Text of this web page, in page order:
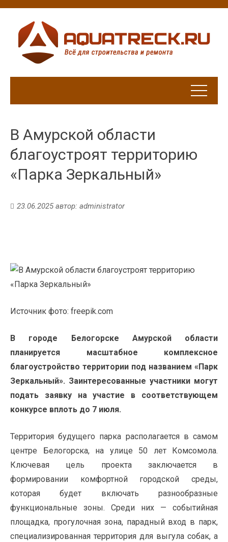
В Амурской области
благоустроят территорию
«Парка Зеркальный»
23.06.2025автор: administrator
Источник фото: freepik.com
В городе Белогорске Амурской области
планируется масштабное комплексное
благоустройство территории под названием «Парк
Зеркальный». Заинтересованные участники могут
подать заявку на участие в соответствующем
конкурсе вплоть до 7 июля.
Территория будущего парка располагается в самом
центре Белогорска, на улице 50 лет Комсомола.
Ключевая цель проекта заключается в
формировании комфортной городской среды,
которая будет включать разнообразные
функциональные зоны. Среди них — событийная
площадка, прогулочная зона, парадный вход в парк,
специализированная территория для выгула собак, а